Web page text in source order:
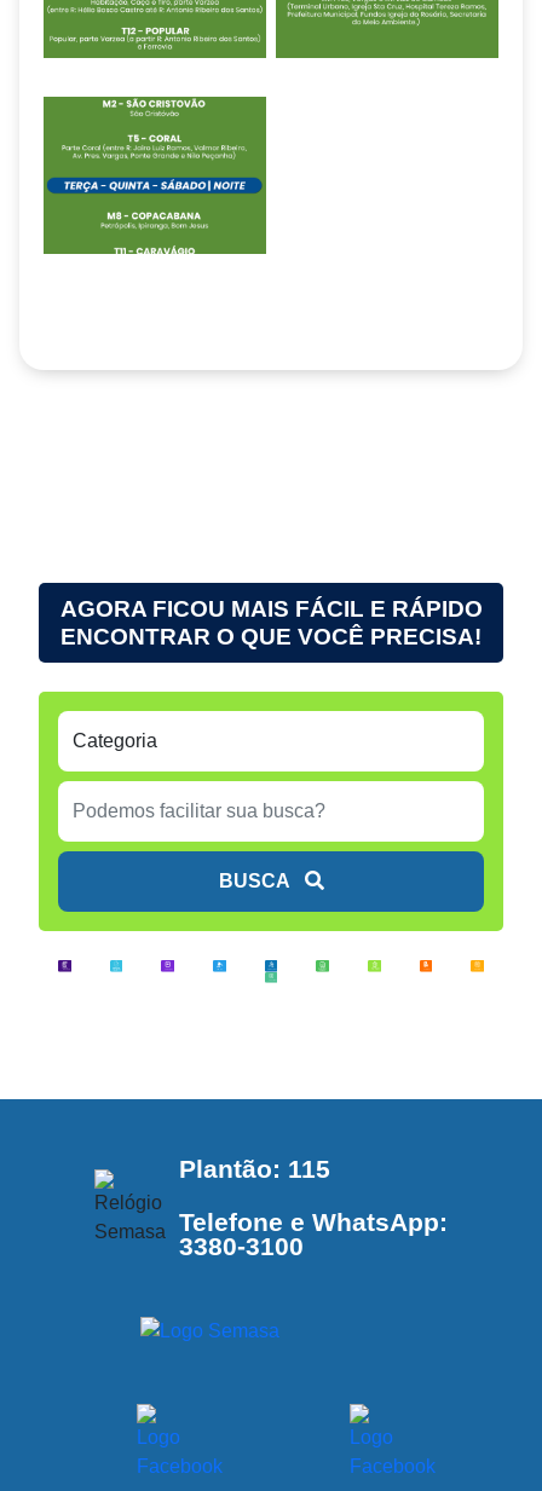
AGORA FICOU MAIS FÁCIL E RÁPIDO
ENCONTRAR O QUE VOCÊ PRECISA!
BUSCA
Plantão: 115
Telefone e WhatsApp:
3380-3100